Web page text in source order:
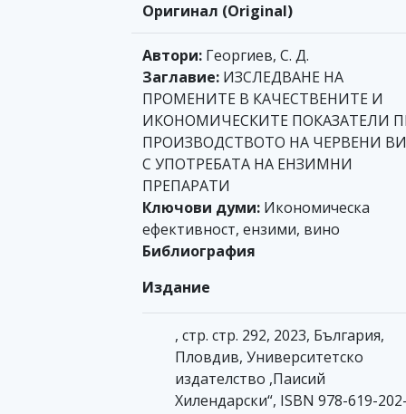
Оригинал (Original)
Автори: Георгиев, С. Д.
Заглавие: ИЗСЛЕДВАНЕ НА
ПРОМЕНИТЕ В КАЧЕСТВЕНИТЕ И
ИКОНОМИЧЕСКИТЕ ПОКАЗАТЕЛИ
ПРОИЗВОДСТВОТО НА ЧЕРВЕНИ
С УПОТРЕБАТА НА ЕНЗИМНИ
ПРЕПАРАТИ
Ключови думи: Икономическа
ефективност, ензими, вино
Библиография
Издание
, стр. стр. 292, 2023, България,
Пловдив, Университетско
издателство ,Паисий
Хилендарски“, ISBN 978-619-